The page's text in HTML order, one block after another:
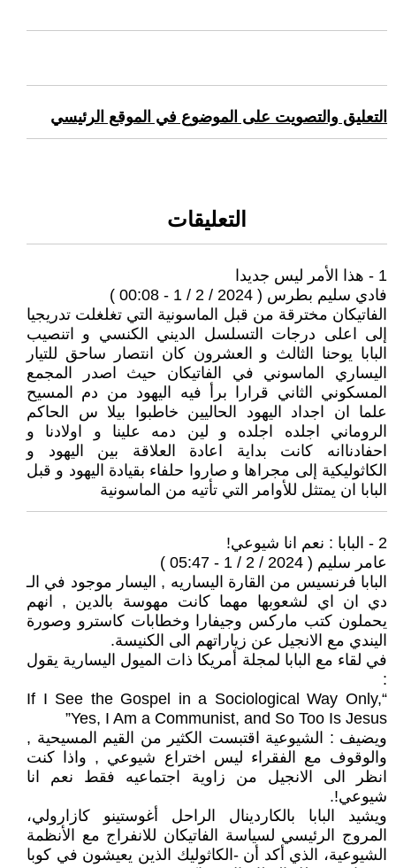
التعليق والتصويت على الموضوع في الموقع الرئيسي
التعليقات
1 - هذا الأمر ليس جديدا
فادي سليم بطرس ( 2024 / 2 / 1 - 00:08 )
الفاتيكان مخترقة من قبل الماسونية التي تغلغلت تدريجيا
إلى اعلى درجات التسلسل الديني الكنسي و اتنصيب
البابا يوحنا الثالث و العشرون كان انتصار ساحق للتيار
اليساري الماسوني في الفاتيكان حيث اصدر المجمع
المسكوني الثاني قرارا برأ فيه اليهود من دم المسيح
علما ان اجداد اليهود الحاليين خاطبوا بيلا س الحاكم
الروماني اجلده اجلده و لين دمه علينا و اولادنا و
احفادناانه كانت بداية اعادة العلاقة بين اليهود و
الكاثوليكية إلى مجراها و صاروا حلفاء بقيادة اليهود و قبل
البابا ان يمتثل للأوامر التي تأتيه من الماسونية
2 - البابا : نعم انا شيوعي!
عامر سليم ( 2024 / 2 / 1 - 05:47 )
البابا فرنسيس من القارة اليساريه , اليسار موجود في الـ
دي ان اي لشعوبها مهما كانت مهوسة بالدين , انهم
يحملون كتب ماركس وجيفارا وخطابات كاسترو وصورة
اليندي مع الانجيل عن زياراتهم الى الكنيسة.
في لقاء مع البابا لمجلة أمريكا ذات الميول اليسارية يقول
:
“If I See the Gospel in a Sociological Way Only,
Yes, I Am a Communist, and So Too Is Jesus”
ويضيف : الشيوعية اقتبست الكثير من القيم المسيحية ,
والوقوف مع الفقراء ليس اختراع شيوعي , واذا كنت
انظر الى الانجيل من زاوية اجتماعيه فقط نعم انا
شيوعي!.
ويشيد البابا بالكاردينال الراحل أغوستينو كازارولي،
المروج الرئيسي لسياسة الفاتيكان للانفراج مع الأنظمة
الشيوعية، الذي أكد أن -الكاثوليك الذين يعيشون في كوبا